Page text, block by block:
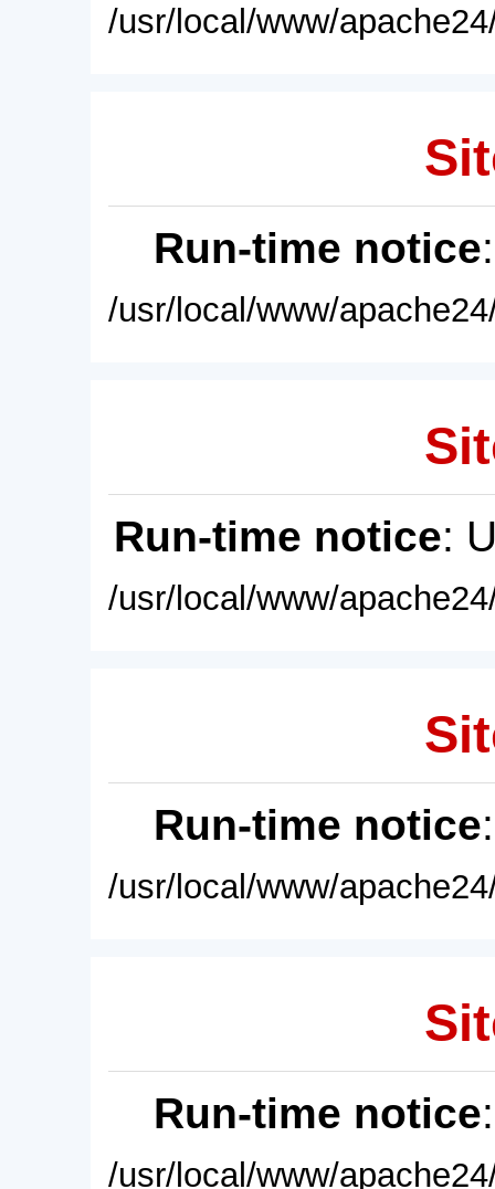
/usr/local/www/
Run-time notice
/usr/local/www/
Run-time notice:
/usr/local/www/
Run-time notice
/usr/local/www/
Run-time notice
/usr/local/www/